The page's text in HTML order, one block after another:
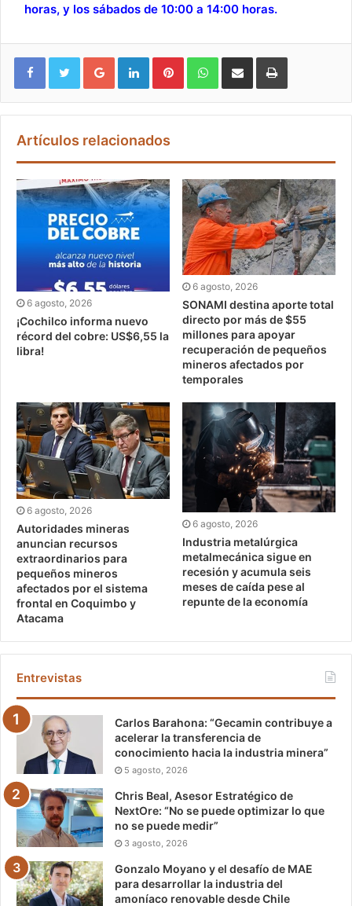
horas, y los sábados de 10:00 a 14:00 horas.
Google+ LinkedIn Pinterest WhatsApp
Artículos relacionados
6 agosto, 2026
¡Cochilco informa nuevo
récord del cobre: US$6,55 la
libra!
6 agosto, 2026
SONAMI destina aporte total
directo por más de $55
millones para apoyar
recuperación de pequeños
mineros afectados por
temporales
6 agosto, 2026
Autoridades mineras
anuncian recursos
extraordinarios para
pequeños mineros
afectados por el sistema
frontal en Coquimbo y
Atacama
6 agosto, 2026
Industria metalúrgica
metalmecánica sigue en
recesión y acumula seis
meses de caída pese al
repunte de la economía
Entrevistas
Carlos Barahona: “Gecamin contribuye a
acelerar la transferencia de
conocimiento hacia la industria minera”
5 agosto, 2026
Chris Beal, Asesor Estratégico de
NextOre: “No se puede optimizar lo que
no se puede medir”
3 agosto, 2026
Gonzalo Moyano y el desafío de MAE
para desarrollar la industria del
amoníaco renovable desde Chile